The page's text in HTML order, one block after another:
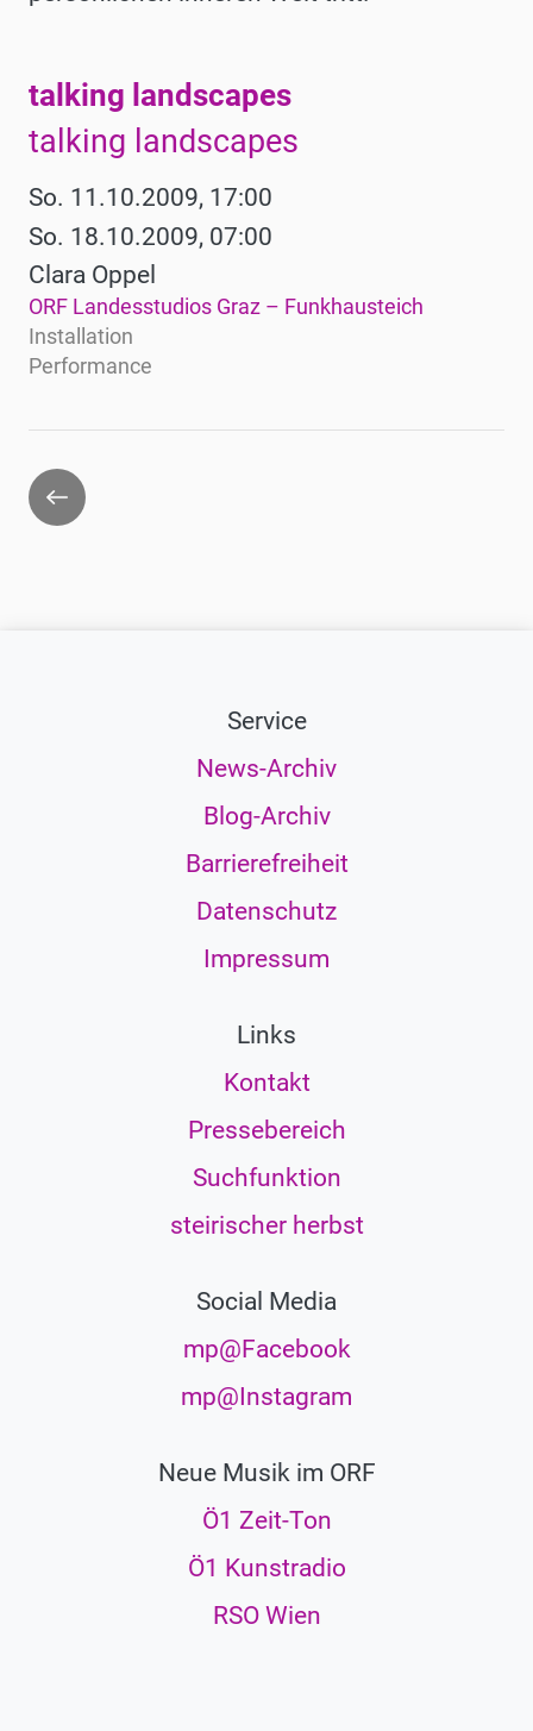
Werke
talking landscapes
talking landscapes
So. 11.10.2009, 17:00
So. 18.10.2009, 07:00
Clara Oppel
ORF Landesstudios Graz – Funkhausteich
Installation
Performance
Zurück
Service
News-Archiv
Blog-Archiv
Barrierefreiheit
Datenschutz
Impressum
Links
Kontakt
Pressebereich
Suchfunktion
steirischer herbst
Social Media
mp@Facebook
mp@Instagram
Neue Musik im ORF
Ö1 Zeit-Ton
Ö1 Kunstradio
RSO Wien